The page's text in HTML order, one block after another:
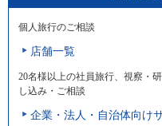
個人旅行のご相談
店舗一覧
20名様以上の社員旅行、視察・
し込み・ご相談
企業・法人・自治体向け